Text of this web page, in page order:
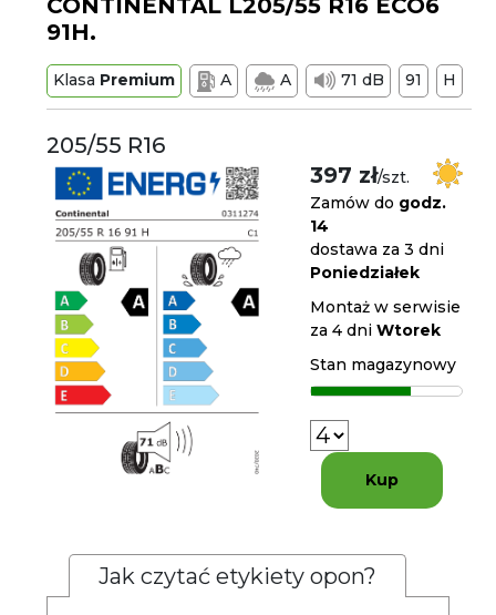
CONTINENTAL L205/55 R16 ECO6
91H.
Klasa Premium A A 71 dB 91 H
205/55 R16
397 zł/szt.
Zamów do godz.
14
dostawa za 3 dni
Poniedziałek
Montaż w serwisie
za 4 dniWtorek
Stan magazynowy
Kup
Jak czytać etykiety opon?